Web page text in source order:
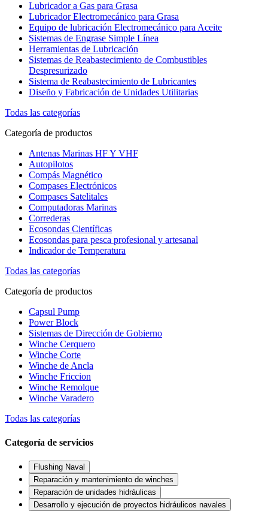
Lubricador a Gas para Grasa
Lubricador Electromecánico para Grasa
Equipo de lubricación Electromecánico para Aceite
Sistemas de Engrase Simple Línea
Herramientas de Lubricación
Sistemas de Reabastecimiento de Combustibles
Despresurizado
Sistema de Reabastecimiento de Lubricantes
Diseño y Fabricación de Unidades Utilitarias
Todas las categorías
Categoría de productos
Antenas Marinas HF Y VHF
Autopilotos
Compás Magnético
Compases Electrónicos
Compases Satelitales
Computadoras Marinas
Correderas
Ecosondas Científicas
Ecosondas para pesca profesional y artesanal
Indicador de Temperatura
Todas las categorías
Categoría de productos
Capsul Pump
Power Block
Sistemas de Dirección de Gobierno
Winche Cerquero
Winche Corte
Winche de Ancla
Winche Friccion
Winche Remolque
Winche Varadero
Todas las categorías
Categoría de servicios
Flushing Naval
Reparación y mantenimiento de winches
Reparación de unidades hidráulicas
Desarrollo y ejecución de proyectos hidráulicos navales